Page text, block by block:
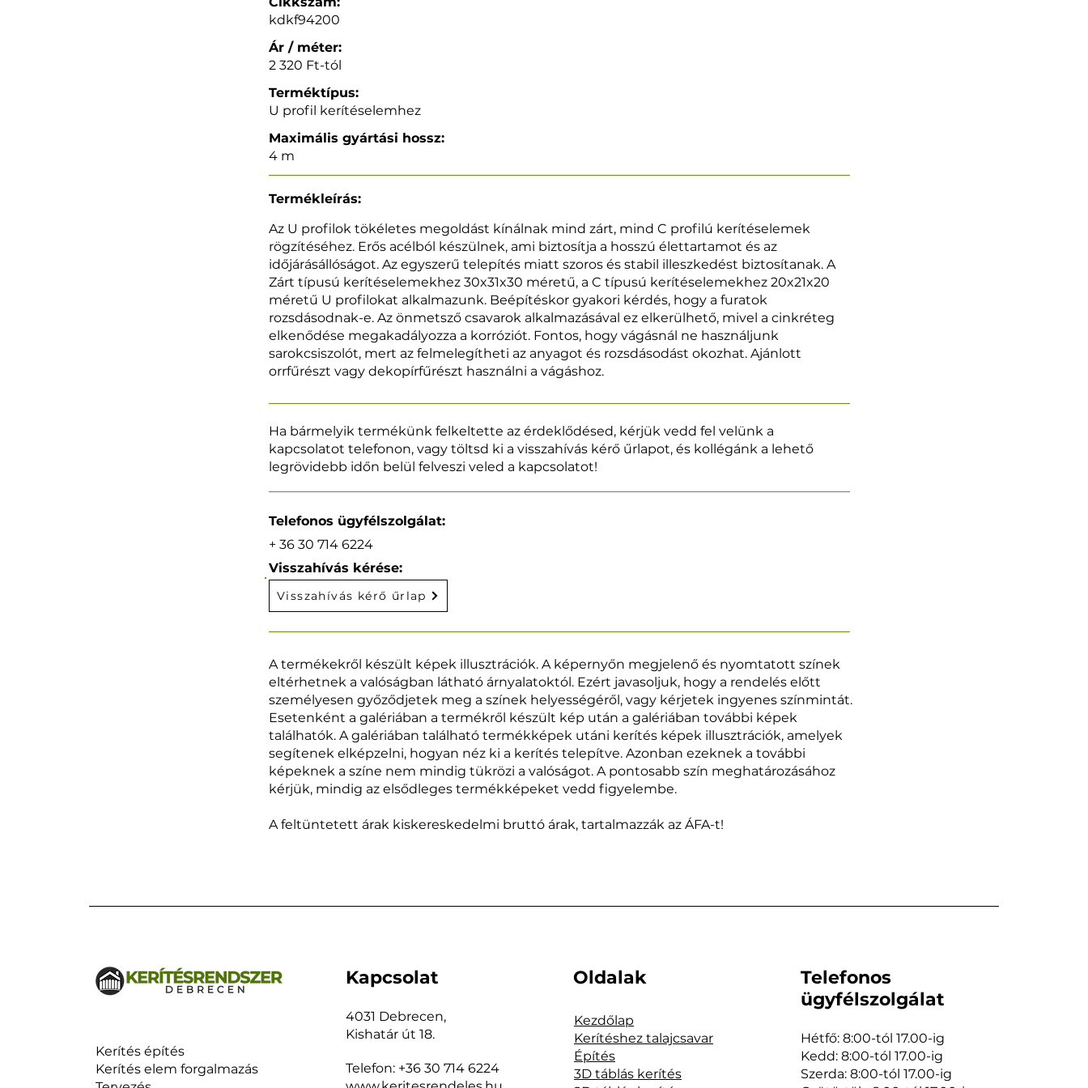
kdkf94200
Ár / méter:
2 320 Ft-tól
Terméktípus:
U profil kerítéselemhez
Maximális gyártási hossz:
4 m
Termékleírás:
Az U profilok tökéletes megoldást kínálnak mind zárt, mind C profilú kerítéselemek
rögzítéséhez. Erős acélból készülnek, ami biztosítja a hosszú élettartamot és az
időjárásállóságot. Az egyszerű telepítés miatt szoros és stabil illeszkedést biztosítanak. A
Zárt típusú kerítéselemekhez 30x31x30 méretű, a C típusú kerítéselemekhez 20x21x20
méretű U profilokat alkalmazunk. Beépítéskor gyakori kérdés, hogy a furatok
rozsdásodnak-e. Az önmetsző csavarok alkalmazásával ez elkerülhető, mivel a cinkréteg
elkenődése megakadályozza a korróziót. Fontos, hogy vágásnál ne használjunk
sarokcsiszolót, mert az felmelegítheti az anyagot és rozsdásodást okozhat. Ajánlott
orrfűrészt vagy dekopírfűrészt használni a vágáshoz.
Ha bármelyik termékünk felkeltette az érdeklődésed, kérjük vedd fel velünk a
kapcsolatot telefonon, vagy töltsd ki a visszahívás kérő űrlapot, és kollégánk a lehető
legrövidebb időn belül felveszi veled a kapcsolatot!
Telefonos ügyfélszolgálat:
+ 36 30 714 6224
Visszahívás kérése:
Visszahívás kérő űrlap
A termékekről készült képek illusztrációk. A képernyőn megjelenő és nyomtatott színek
eltérhetnek a valóságban látható árnyalatoktól. Ezért javasoljuk, hogy a rendelés előtt
személyesen győződjetek meg a színek helyességéről, vagy kérjetek ingyenes színmintát.
Esetenként a galériában a termékről készült kép után a galériában további képek
találhatók. A galériában található termékképek utáni kerítés képek illusztrációk, amelyek
segítenek elképzelni, hogyan néz ki a kerítés telepítve. Azonban ezeknek a további
képeknek a színe nem mindig tükrözi a valóságot. A pontosabb szín meghatározásához
kérjük, mindig az elsődleges termékképeket vedd figyelembe.
A feltüntetett árak kiskereskedelmi bruttó árak, tartalmazzák az ÁFA-t!
Kerítés építés
Kerítés elem forgalmazás
Kapcsolat
4031 Debrecen,
Kishatár út 18.
Telefon: +36 30 714 6224
Oldalak
Kezdőlap
Kerítéshez talajcsavar
Építés
3D táblás kerítés
Telefonos
ügyfélszolgálat
Hétfő: 8:00-tól 17.00-ig
Kedd: 8:00-tól 17.00-ig
Szerda: 8:00-tól 17.00-ig